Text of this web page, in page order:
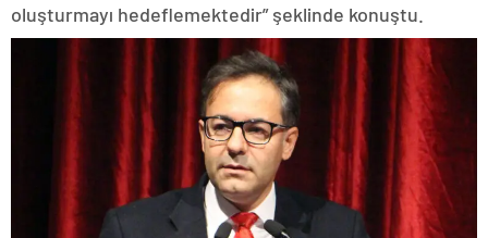
oluşturmayı hedeflemektedir” şeklinde konuştu.